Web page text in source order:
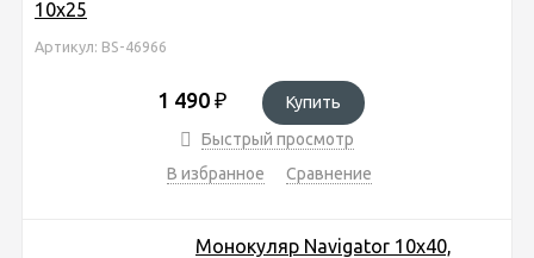
10x25
Артикул: BS-46966
1 490 ₽
Купить
Быстрый просмотр
В избранное
Сравнение
Монокуляр Navigator 10x40,